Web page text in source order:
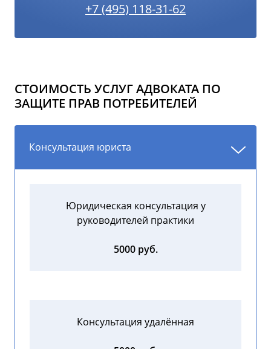
+7 (495) 118-31-62
СТОИМОСТЬ УСЛУГ АДВОКАТА ПО
ЗАЩИТЕ ПРАВ ПОТРЕБИТЕЛЕЙ
Консультация юриста
Юридическая консультация у
руководителей практики
5000 руб.
Консультация удалённая